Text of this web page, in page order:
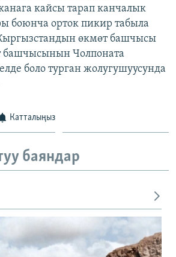
кайсы тарап канчалык
боюнча орток пикир табыла
өкмөт башчысы
башчысынын Чолпоната
боло турган жолугушуусунда
Катталыңыз
баяндар